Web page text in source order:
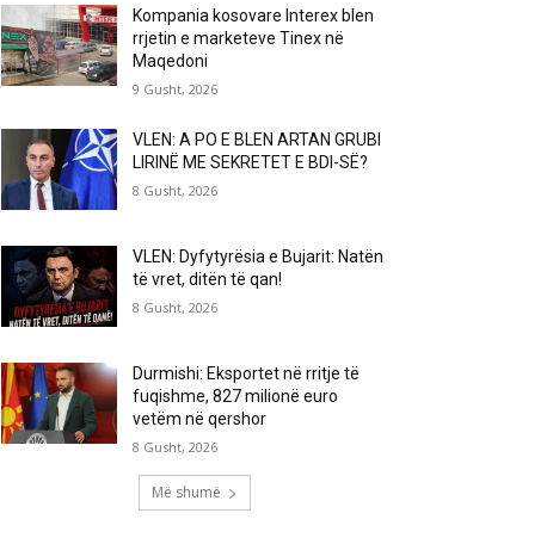
Kompania kosovare Interex blen
rrjetin e marketeve Tinex në
Maqedoni
9 Gusht, 2026
VLEN: A PO E BLEN ARTAN GRUBI
LIRINË ME SEKRETET E BDI-SË?
8 Gusht, 2026
VLEN: Dyfytyrësia e Bujarit: Natën
të vret, ditën të qan!
8 Gusht, 2026
Durmishi: Eksportet në rritje të
fuqishme, 827 milionë euro
vetëm në qershor
8 Gusht, 2026
Më shumë